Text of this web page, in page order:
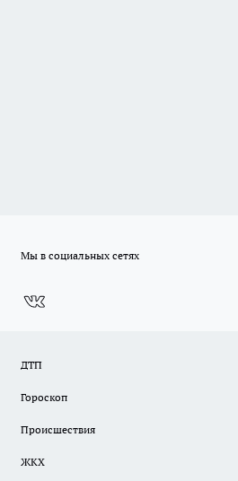
Мы в социальных сетях
ДТП
Гороскоп
Происшествия
ЖКХ